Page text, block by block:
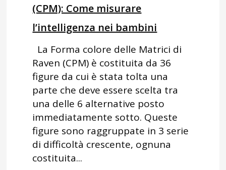
(CPM): Come misurare
l’intelligenza nei bambini
La Forma colore delle Matrici di
Raven (CPM) è costituita da 36
figure da cui è stata tolta una
parte che deve essere scelta tra
una delle 6 alternative posto
immediatamente sotto. Queste
figure sono raggruppate in 3 serie
di difficoltà crescente, ognuna
costituita...